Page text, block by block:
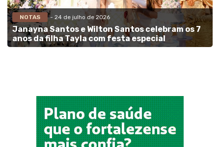
NOTAS - 24 de julho de 2026
Janayna Santos e Wilton Santos celebram os 7
anos da filha Tayla com festa especial